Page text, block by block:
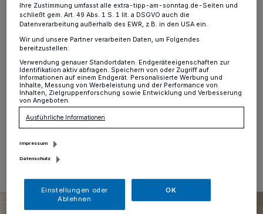
wird nicht nur allüberall das zweite Türchen im
komplette Telefonanlage der Willicher Stadtverwaltung
aufgeschraubt: Von 9 bis etwa 20 Uhr steht dann die
jährliche Wartung der städtischen Telefonanlage an.
30.11.2022 , 17:00 Uhr
Ihre Zustimmung umfasst alle extra-tipp-am-sonntag.de-Seiten und
schließt gem. Art. 49 Abs. 1 S. 1 lit. a DSGVO auch die
Datenverarbeitung außerhalb des EWR, z.B. in den USA ein.
Wir und unsere Partner verarbeiten Daten, um Folgendes
bereitzustellen:
Verwendung genauer Standortdaten. Endgeräteeigenschaften zur
Identifikation aktiv abfragen. Speichern von oder Zugriff auf
Informationen auf einem Endgerät. Personalisierte Werbung und
Inhalte, Messung von Werbeleistung und der Performance von
Inhalten, Zielgruppenforschung sowie Entwicklung und Verbesserung
von Angeboten.
Ausführliche Informationen
Impressum
Datenschutz
Einstellungen oder
Ablehnen
OK